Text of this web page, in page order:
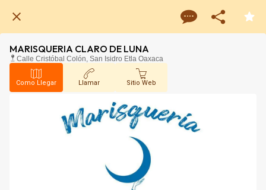
MARISQUERIA CLARO DE LUNA
Calle Cristóbal Colón, San Isidro Etla Oaxaca
Como Llegar Llamar Sitio Web